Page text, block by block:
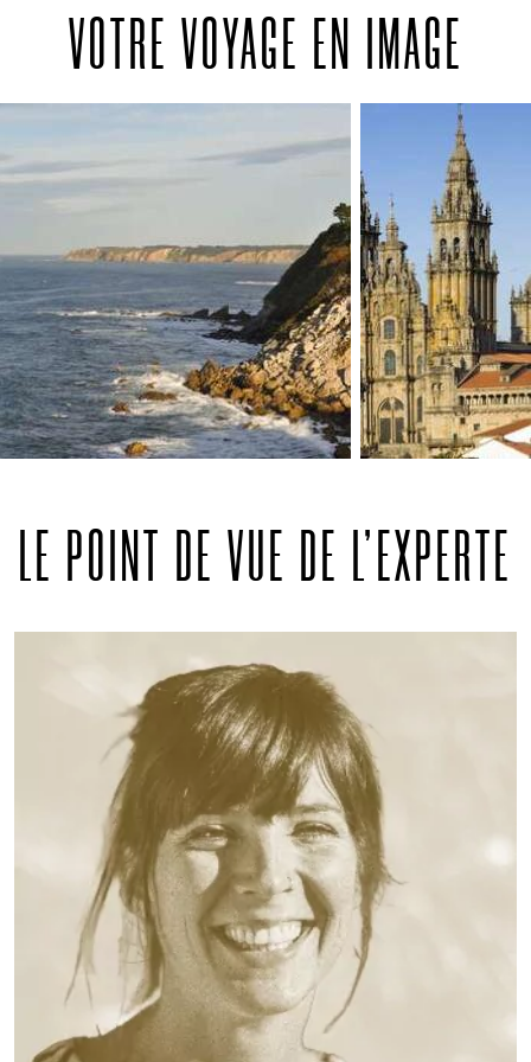
parcouru. Après avoir franchi la Porta do
Camino, vous terminez votre chemin à
quartiers de la ville classée au patrimoine
mondiale de l'UNESCO, jusqu'à votre
arrivée devant la cathédrale. Fin du
programme et des prestations à Santiago
de Compostela dans l'après-midi.
VOTRE VOYAGE EN IMAGE
LE POINT DE VUE DE L'EXPERTE